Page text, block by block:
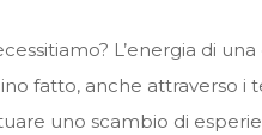
L’energia di
fatto, anche attraverso i
uno scambio di